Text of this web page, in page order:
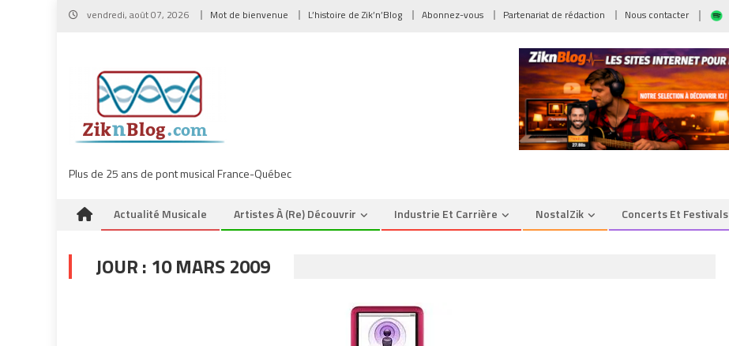
Skip
vendredi, août 07, 2026 Mot de bienvenue L’histoire de Zik’n’Blog Abonnez-vous Partenariat de rédaction Nous contacter
Plus de 25 ans de pont musical France-Québec
Actualité Musicale Artistes À (re) Découvrir Industrie Et Carrière NostalZik Concerts Et Festivals
JOUR : 10 MARS 2009